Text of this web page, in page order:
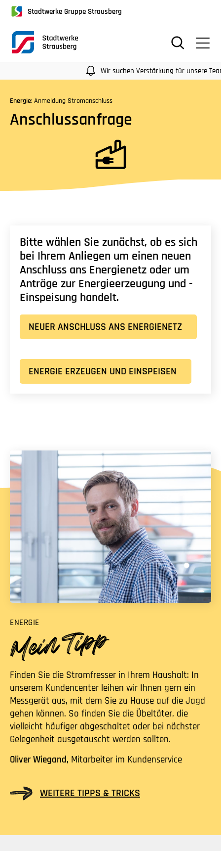
Screenreader
oder
Navigation
mit
Tabulatorentaste:
Überspringen
Hauptnavigation
Stadtwerke Gruppe Strausberg
Wir suchen Verstärkung für unsere
Energie: Anmeldung Stromanschluss
Anschlussanfrage
Bitte wählen Sie zunächst, ob es sich
bei Ihrem Anliegen um einen neuen
Anschluss ans Energienetz oder um
Anträge zur Energieerzeugung und -
Einspeisung handelt.
NEUER ANSCHLUSS ANS ENERGIENETZ
ENERGIE ERZEUGEN UND EINSPEISEN
ENERGIE
Finden Sie die Stromfresser in Ihrem Haushalt: In
unserem Kundencenter leihen wir Ihnen gern ein
Messgerät aus, mit dem Sie zu Hause auf die Jagd
gehen können. So finden Sie die Übeltäter, die
vielleicht häufiger abgeschaltet oder bei nächster
Gelegenheit ausgetauscht werden sollten.
Oliver Wiegand, Mitarbeiter im Kundenservice
WEITERE TIPPS & TRICKS